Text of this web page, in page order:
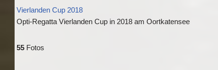
Vierlanden Cup 2018
Opti-Regatta Vierlanden Cup in 2018 am Oortkatensee
55 Fotos